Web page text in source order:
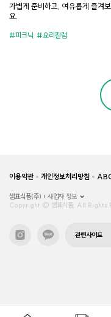
가볍게 준비하고, 여유롭게 즐겨
요.
피크닉 요리칼럼
이용약관 개인정보처리방침
샘표식품(주)
사업자 정보
Copyright © 샘표식품, All Rights
관련사이트